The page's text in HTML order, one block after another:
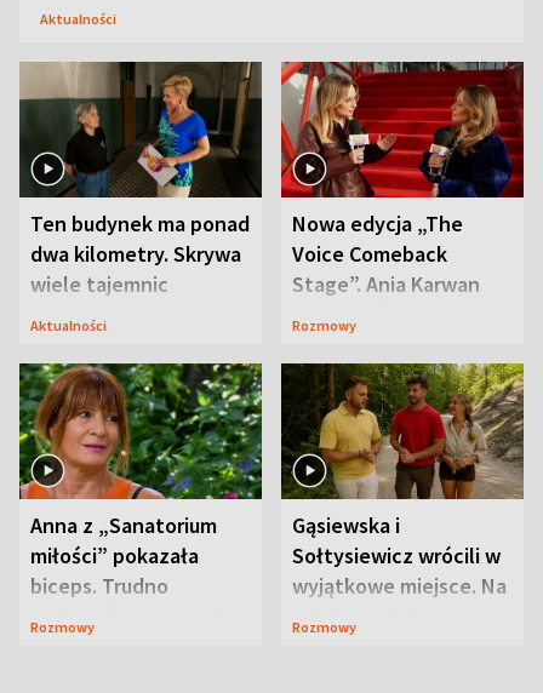
Aktualności
Ten budynek ma ponad
dwa kilometry. Skrywa
wiele tajemnic
Aktualności
Nowa edycja „The
Voice Comeback
Stage”. Ania Karwan
zapowiada
Rozmowy
Anna z „Sanatorium
miłości” pokazała
biceps. Trudno
uwierzyć, co przeszła
Rozmowy
Gąsiewska i
Sołtysiewicz wrócili w
wyjątkowe miejsce. Na
szlaku czekał
Rozmowy